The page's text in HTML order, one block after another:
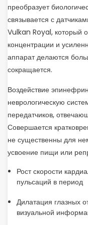
преобразует
связывается с
Vulkan Royal, который
концентрации и
аппарат делаются
сокращается.
Воздействие
неврологическую
передатчиков,
Совершается
не существенны для
усвоение пищи или
Рост скорости
пульсаций в период
Дилатация глазных
визуальной